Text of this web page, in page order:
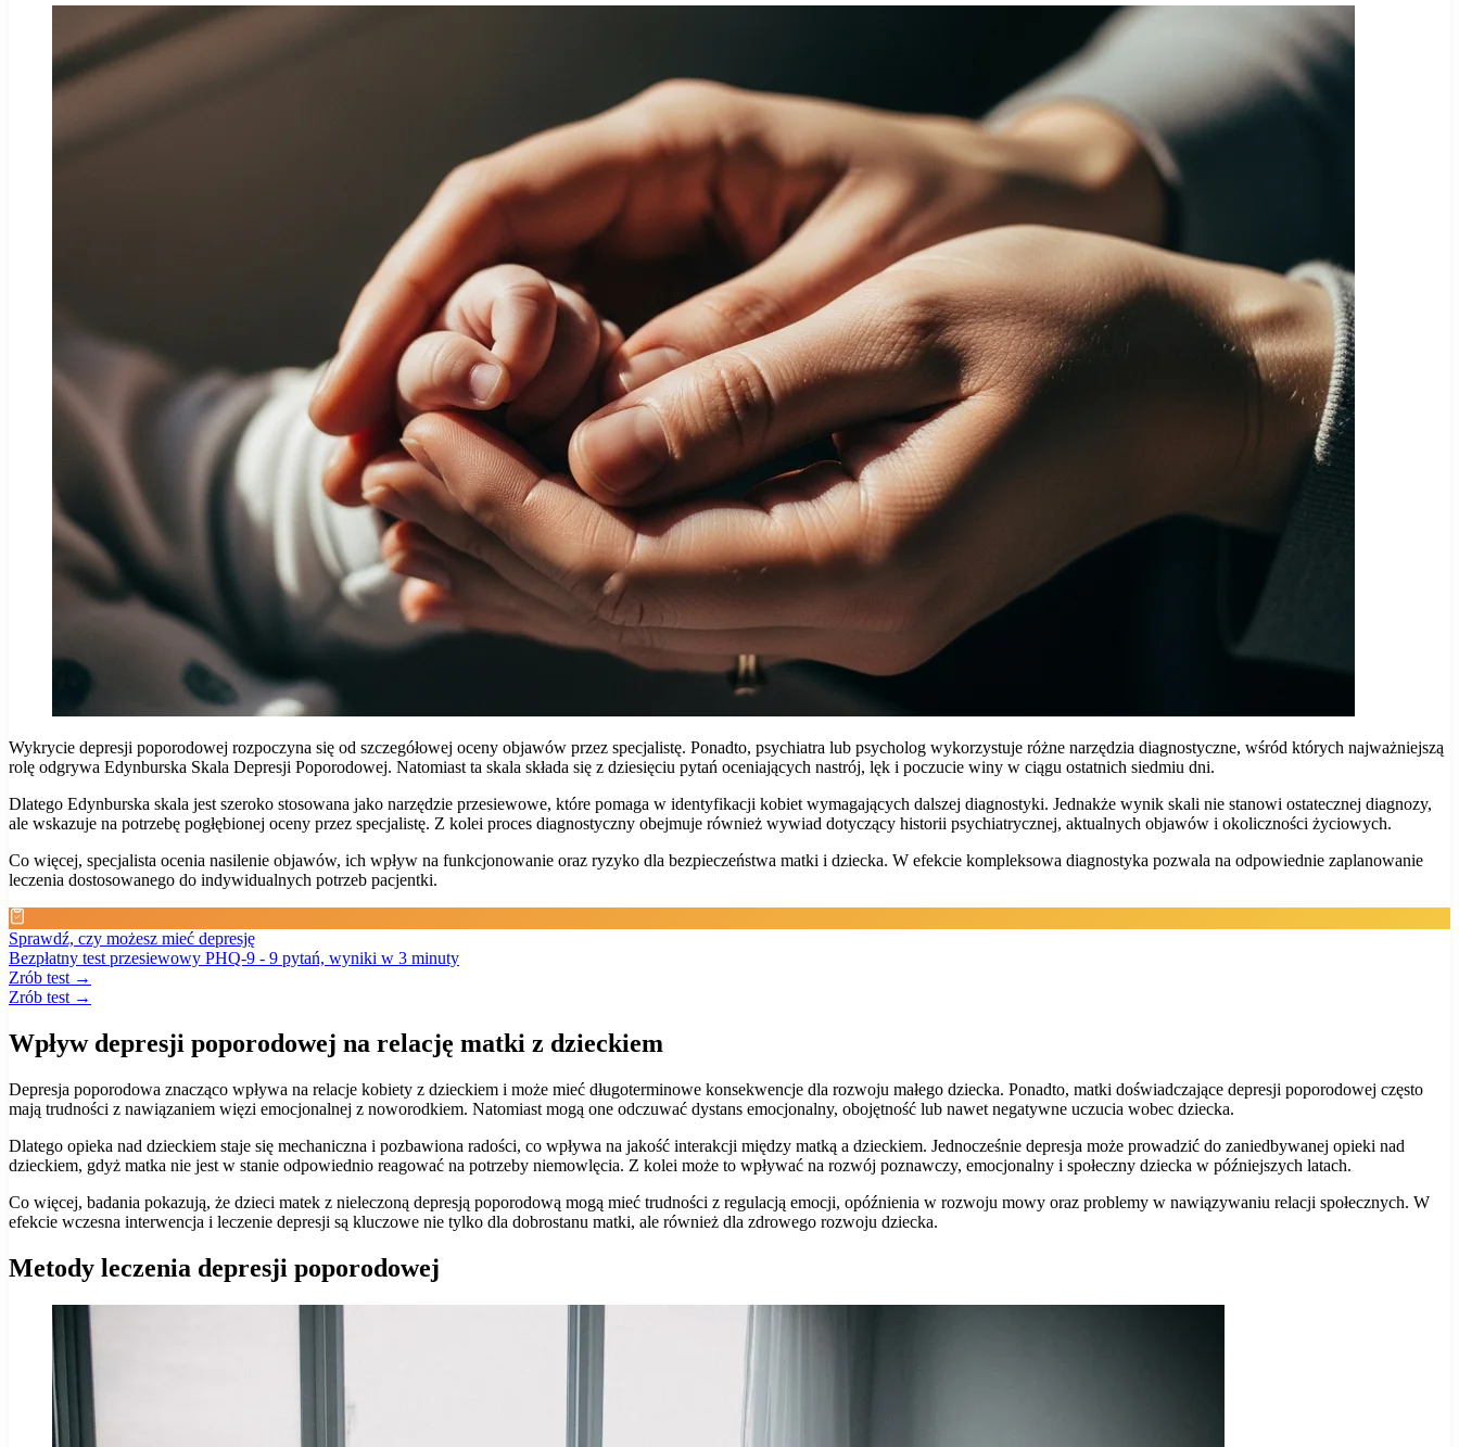
Wykrycie depresji poporodowej rozpoczyna się od szczegółowej oceny objawów przez specjalistę. Ponadto, psychiatra lub psycholog wykorzystuje różne narzędzia diagnostyczne, wśród których najważniejszą
rolę odgrywa Edynburska Skala Depresji Poporodowej. Natomiast ta skala składa się z dziesięciu pytań oceniających nastrój, lęk i poczucie winy w ciągu ostatnich siedmiu dni.
Dlatego Edynburska skala jest szeroko stosowana jako narzędzie przesiewowe, które pomaga w identyfikacji kobiet wymagających dalszej diagnostyki. Jednakże wynik skali nie stanowi ostatecznej diagnozy,
ale wskazuje na potrzebę pogłębionej oceny przez specjalistę. Z kolei proces diagnostyczny obejmuje również wywiad dotyczący historii psychiatrycznej, aktualnych objawów i okoliczności życiowych.
Co więcej, specjalista ocenia nasilenie objawów, ich wpływ na funkcjonowanie oraz ryzyko dla bezpieczeństwa matki i dziecka. W efekcie kompleksowa diagnostyka pozwala na odpowiednie zaplanowanie
leczenia dostosowanego do indywidualnych potrzeb pacjentki.
Sprawdź, czy możesz mieć depresję
Bezpłatny test przesiewowy PHQ-9 - 9 pytań, wyniki w 3 minuty
Zrób test →
Zrób test →
Wpływ depresji poporodowej na relację matki z dzieckiem
Depresja poporodowa znacząco wpływa na relacje kobiety z dzieckiem i może mieć długoterminowe konsekwencje dla rozwoju małego dziecka. Ponadto, matki doświadczające depresji poporodowej często
mają trudności z nawiązaniem więzi emocjonalnej z noworodkiem. Natomiast mogą one odczuwać dystans emocjonalny, obojętność lub nawet negatywne uczucia wobec dziecka.
Dlatego opieka nad dzieckiem staje się mechaniczna i pozbawiona radości, co wpływa na jakość interakcji między matką a dzieckiem. Jednocześnie depresja może prowadzić do zaniedbywanej opieki nad
dzieckiem, gdyż matka nie jest w stanie odpowiednio reagować na potrzeby niemowlęcia. Z kolei może to wpływać na rozwój poznawczy, emocjonalny i społeczny dziecka w późniejszych latach.
Co więcej, badania pokazują, że dzieci matek z nieleczoną depresją poporodową mogą mieć trudności z regulacją emocji, opóźnienia w rozwoju mowy oraz problemy w nawiązywaniu relacji społecznych. W
efekcie wczesna interwencja i leczenie depresji są kluczowe nie tylko dla dobrostanu matki, ale również dla zdrowego rozwoju dziecka.
Metody leczenia depresji poporodowej